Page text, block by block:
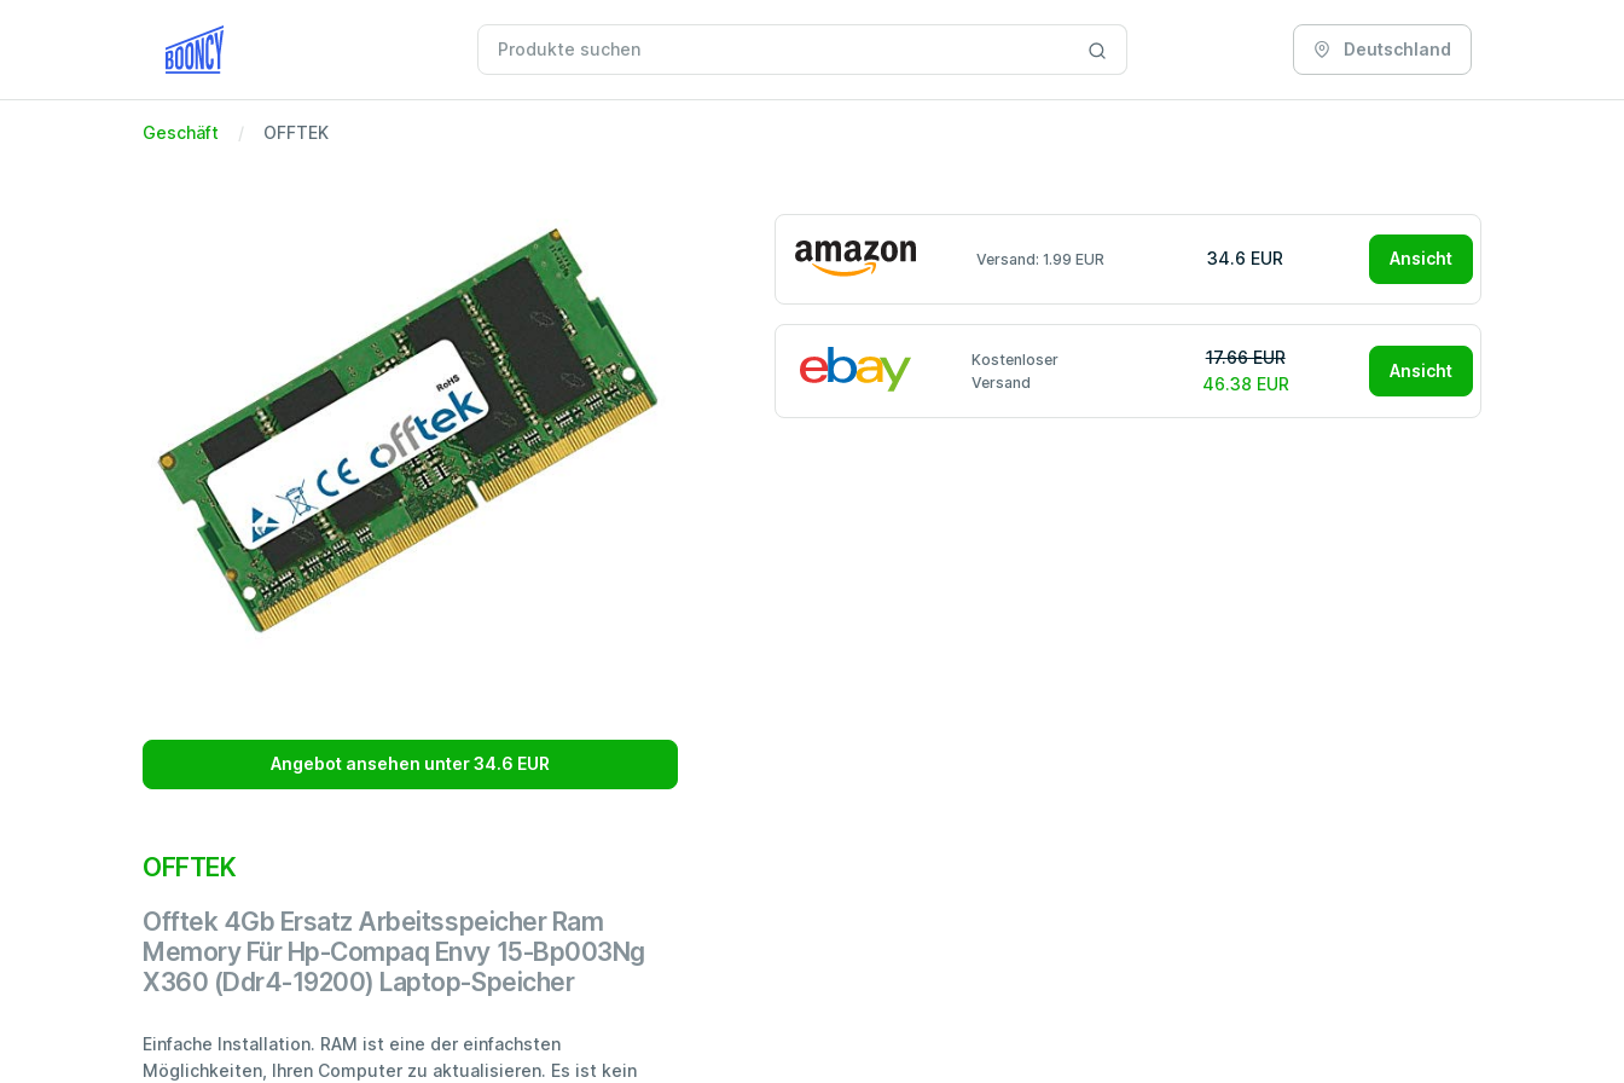
Deutschland
Geschäft OFFTEK
Angebot ansehen unter 34.6 EUR
OFFTEK
Offtek 4Gb Ersatz Arbeitsspeicher Ram
Memory Für Hp-Compaq Envy 15-Bp003Ng
X360 (Ddr4-19200) Laptop-Speicher
Einfache Installation. RAM ist eine der einfachsten
Möglichkeiten, Ihren Computer zu aktualisieren. Es ist kein
Versand: 1.99 EUR 34.6 EUR Ansicht
Kostenloser
Versand
17.66 EUR
46.38 EUR
Ansicht